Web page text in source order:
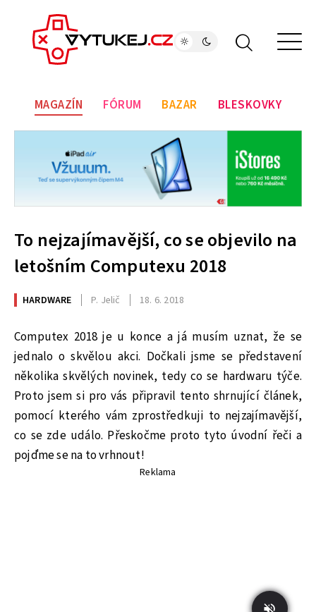
MAGAZÍN FÓRUM BAZAR BLESKOVKY
To nejzajímavější, co se objevilo na
letošním Computexu 2018
HARDWARE P. Jelič 18. 6. 2018
Computex 2018 je u konce a já musím uznat, že se
jednalo o skvělou akci. Dočkali jsme se představení
několika skvělých novinek, tedy co se hardwaru týče.
Proto jsem si pro vás připravil tento shrnující článek,
pomocí kterého vám zprostředkuji to nejzajímavější,
co se zde událo. Přeskočme proto tyto úvodní řeči a
pojďme se na to vrhnout!
Reklama